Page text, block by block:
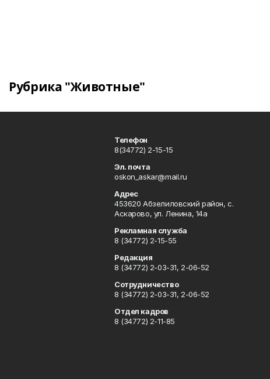
Рубрика "Животные"
Телефон
8(34772) 2-15-15
Эл. почта
oskon_askar@mail.ru
Адрес
453620 Абзелиловский район, с.
Аскарово, ул. Ленина, 14а
Рекламная служба
8 (34772) 2-15-55
Редакция
8 (34772) 2-03-31, 2-06-52
Сотрудничество
8 (34772) 2-03-31, 2-06-52
Отдел кадров
8 (34772) 2-11-85